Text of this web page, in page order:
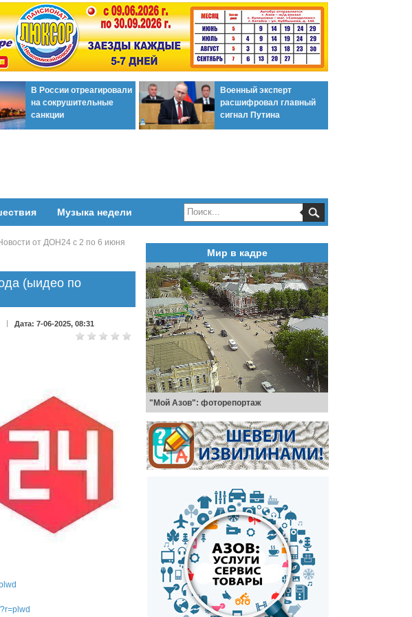
В России отреагировали
на сокрушительные
санкции
Военный эксперт
расшифровал главный
сигнал Путина
Музыка недели
от ДОН24 с 2 по 6 июня
(ыидео по
Дата: 7-06-2025, 08:31
Мир в кадре
"Мой Азов": фоторепортаж